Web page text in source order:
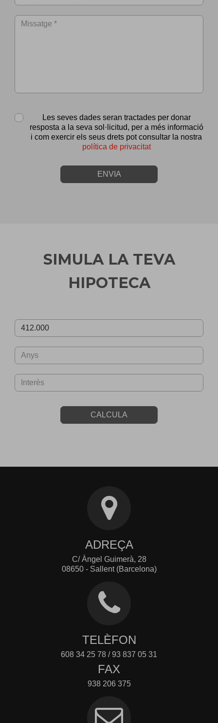
Les seves dades seran tractades per donar
resposta a la seva sol·licitud, per a més informació
i com exercir els seus drets pot consultar la nostra
política de privacitat
ENVIA
SIMULA LA TEVA
HIPOTECA
CALCULA
ADREÇA
C/ Àngel Guimerà, 28
08650 - Sallent (Barcelona)
TELÈFON
608 34 25 78 / 93 837 05 31
FAX
938 206 375